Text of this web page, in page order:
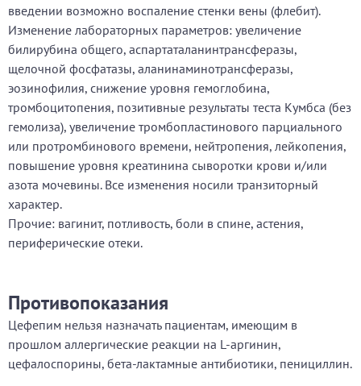
введении возможно воспаление стенки вены (флебит).
Изменение лабораторных параметров: увеличение
билирубина общего, аспартаталанинтрансферазы,
щелочной фосфатазы, аланинаминотрансферазы,
эозинофилия, снижение уровня гемоглобина,
тромбоцитопения, позитивные результаты теста Кумбса (без
гемолиза), увеличение тромбопластинового парциального
или протромбинового времени, нейтропения, лейкопения,
повышение уровня креатинина сыворотки крови и/или
азота мочевины. Все изменения носили транзиторный
характер.
Прочие: вагинит, потливость, боли в спине, астения,
периферические отеки.
Противопоказания
Цефепим нельзя назначать пациентам, имеющим в
прошлом аллергические реакции на L-аргинин,
цефалоспорины, бета-лактамные антибиотики, пенициллин.